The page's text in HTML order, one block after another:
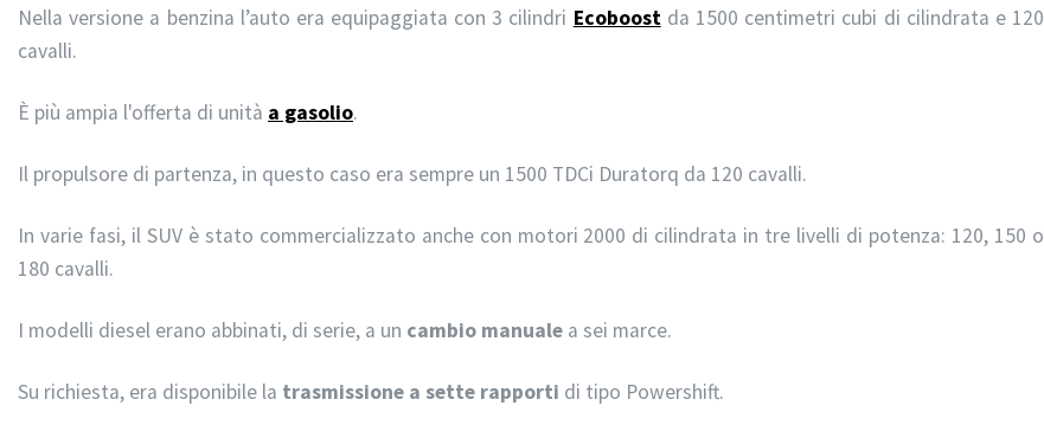
Nella versione a benzina l’auto era equipaggiata con 3 cilindri Ecoboostda 1500 centimetri cubi di cilindrata e 120
cavalli.
È più ampia l'offerta di unità a gasolio.
Il propulsore di partenza, in questo caso era sempre un 1500 TDCi Duratorq da 120 cavalli.
In varie fasi, il SUV è stato commercializzato anche con motori 2000 di cilindrata in tre livelli di potenza: 120, 150 o
180 cavalli.
I modelli diesel erano abbinati, di serie, a un cambio manuale a sei marce.
Su richiesta, era disponibile la trasmissione a sette rapporti di tipo Powershift.